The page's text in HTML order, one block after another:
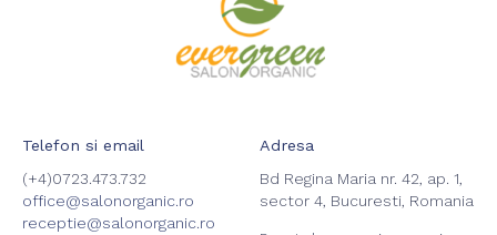
Telefon si email
(+4)0723.473.732
office@salonorganic.ro
receptie@salonorganic.ro
Adresa
Bd Regina Maria nr. 42, ap. 1,
sector 4, Bucuresti, Romania